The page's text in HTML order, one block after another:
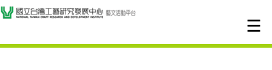
跳到主要內容
網站導覽